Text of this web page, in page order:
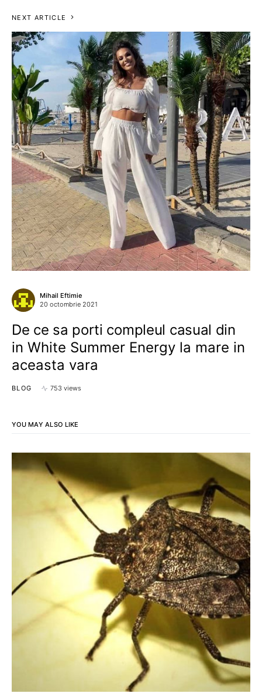
NEXT ARTICLE
Mihail Eftimie
20 octombrie 2021
De ce sa porti compleul casual din
in White Summer Energy la mare in
aceasta vara
BLOG 753 views
YOU MAY ALSO LIKE